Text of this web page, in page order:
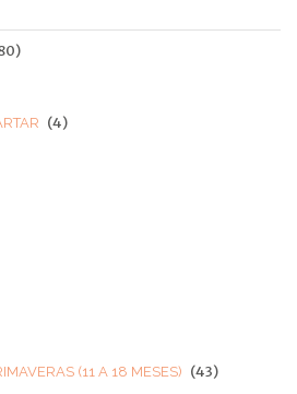
(4)
(11 A 18 MESES) (43)